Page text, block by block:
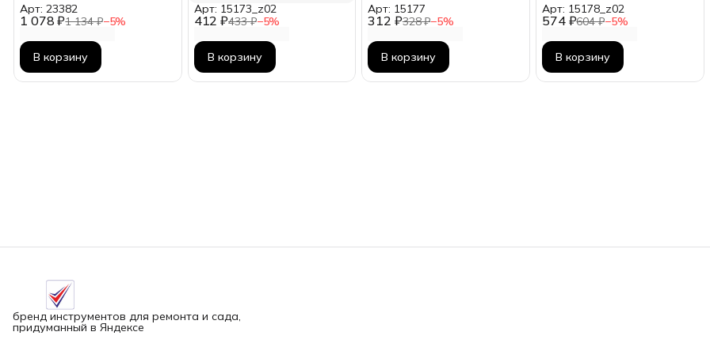
1 078 ₽1 134 ₽−5%
Арт: 23382
В корзину
412 ₽433 ₽−5%
Арт: 15173_z02
В корзину
312 ₽328 ₽−5%
Арт: 15177
В корзину
574 ₽604 ₽−5%
Арт: 15178_z02
В корзину
бренд инструментов для ремонта и сада,
придуманный в Яндексе